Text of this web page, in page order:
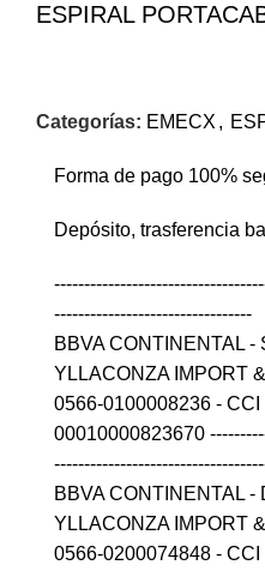
ESPIRAL
Categorías: EMECX ,
Forma de pago 100%
Depósito, trasferencia
---------------------------------
BBVA CONTINENTAL -
YLLACONZA IMPORT
0566-0100008236 - CCI
00010000823670
BBVA CONTINENTAL
YLLACONZA IMPORT
0566-0200074848 - CCI